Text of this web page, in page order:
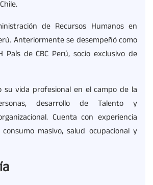
de Recursos Humanos en
Anteriormente se desempeñó como
País de CBC Perú, socio exclusivo de
su vida profesional en el campo de la
desarrollo de Talento y
Cuenta con experiencia
masivo, salud ocupacional y